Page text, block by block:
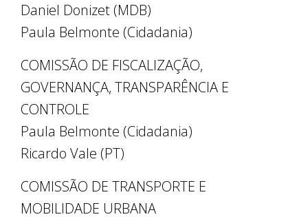
Daniel Donizet (MDB)
Paula Belmonte (Cidadania)
COMISSÃO DE FISCALIZAÇÃO,
GOVERNANÇA, TRANSPARÊNCIA E
CONTROLE
Paula Belmonte (Cidadania)
Ricardo Vale (PT)
COMISSÃO DE TRANSPORTE E
MOBILIDADE URBANA